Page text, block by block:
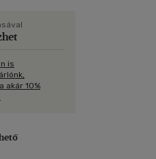
írószer
is
akár 10%